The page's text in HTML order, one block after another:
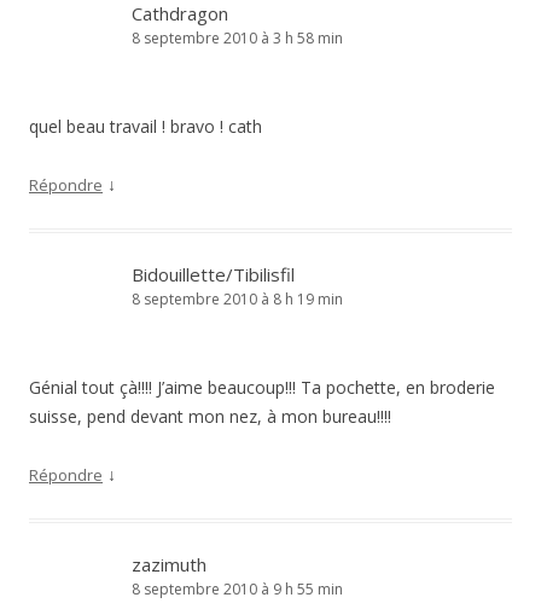
Cathdragon
8 septembre 2010 à 3 h 58 min
quel beau travail ! bravo ! cath
Répondre ↓
Bidouillette/Tibilisfil
8 septembre 2010 à 8 h 19 min
Génial tout çà!!!! J’aime beaucoup!!! Ta pochette, en broderie
suisse, pend devant mon nez, à mon bureau!!!!
Répondre ↓
zazimuth
8 septembre 2010 à 9 h 55 min